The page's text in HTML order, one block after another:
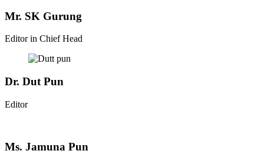
Mr. SK Gurung
Editor in Chief Head
Dr. Dut Pun
Editor
Ms. Jamuna Pun